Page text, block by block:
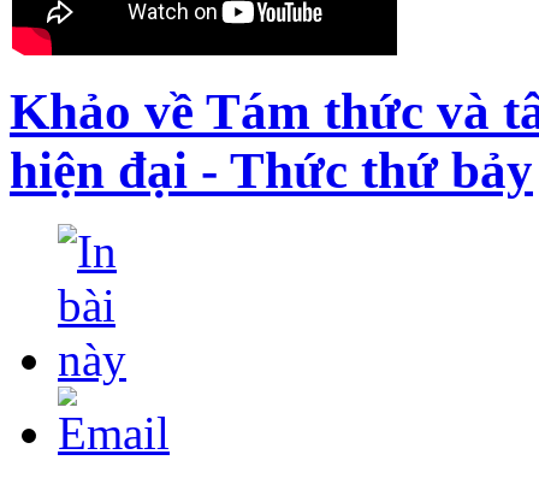
Khảo về Tám thức và
hiện đại - Thức thứ bảy